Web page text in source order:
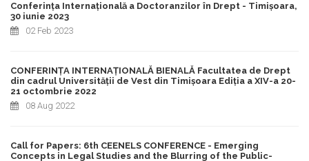
Conferința Internațională a Doctoranzilor în Drept - Timișoara,
30 iunie 2023
02 Feb 2023
CONFERINȚA INTERNAȚIONALĂ BIENALĂ Facultatea de Drept
din cadrul Universității de Vest din Timișoara Ediția a XIV-a 20-
21 octombrie 2022
08 Aug 2022
Call for Papers: 6th CEENELS CONFERENCE - Emerging
Concepts in Legal Studies and the Blurring of the Public-